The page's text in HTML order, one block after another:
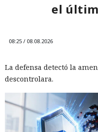
el
08:25 / 08.08.2026
La defensa detectó la
descontrolara.